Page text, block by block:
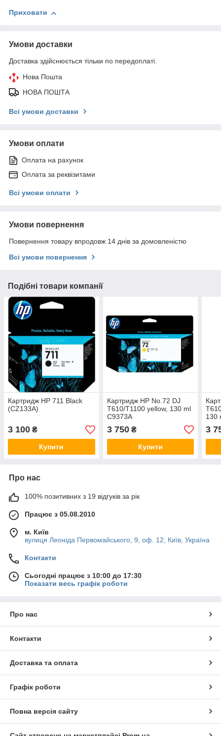
Приховати
Умови доставки
Доставка здійснюється тільки по передоплаті.
Нова Пошта
НОВА ПОШТА
Всі умови доставки
Умови оплати
Оплата на рахунок
Оплата за реквізитами
Всі умови оплати
Умови повернення
Повернення товару впродовж 14 днів за домовленістю
Всі умови повернення
Подібні товари компанії
Картридж HP 711 Black
(CZ133A)
3 100 ₴
Купити
Картридж HP No.72 DJ
T610/T1100 yellow, 130 ml
C9373A
3 750₴
Купити
130
3
Про нас
100% позитивних з 19 відгуків за рік
Працює з 05.08.2010
м. Київ
вулиця Леоніда Первомайського, 9, оф. 12, Київ, Україна
Контакти
Сьогодні працює з 10:00 до 17:30
Показати весь графік роботи
Про нас
Контакти
Доставка та оплата
Графік роботи
Повна версія сайту